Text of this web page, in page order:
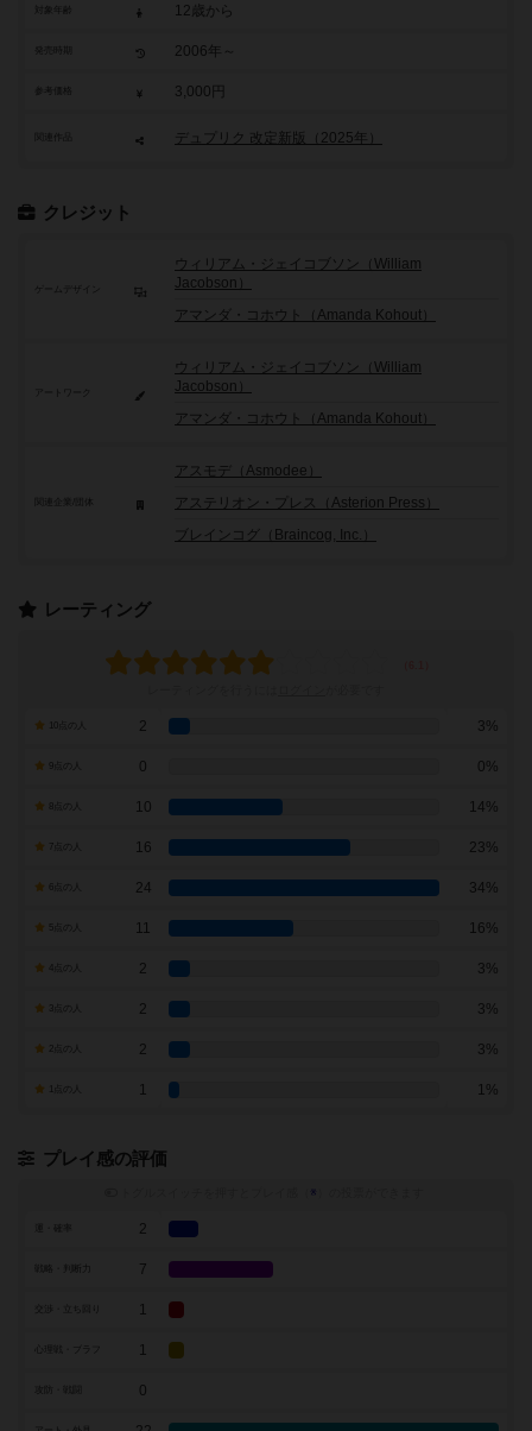
12歳から
2006年～
参考価格 3,000円
関連作品 デュプリク 改定新版（2025年）
クレジット
ゲームデザイン
ウィリアム・ジェイコブソン（William
Jacobson）
アマンダ・コホウト（Amanda Kohout）
アートワーク
ウィリアム・ジェイコブソン（William
Jacobson）
アマンダ・コホウト（Amanda Kohout）
アスモデ（Asmodee）
アステリオン・プレス（Asterion Press）
ブレインコグ（Braincog, Inc.）
レーティング
2 3%
0 0%
10 14%
7点の人 16 23%
24 34%
11 16%
2 3%
2 3%
2 3%
1 1%
プレイ感の評価
※
2
戦略・判断力 7
1
1
0